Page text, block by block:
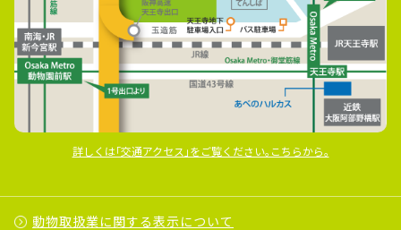
詳しくは｢交通アクセス｣をご覧ください｡こちらから｡
動物取扱業に関する表示について